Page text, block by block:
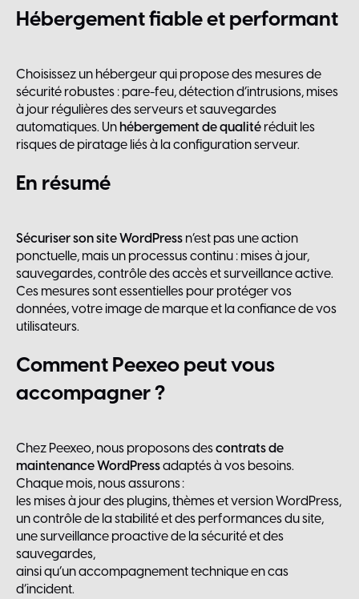
Hébergementfiableetperformant
Choisissez un hébergeur qui propose des mesures de
sécurité robustes : pare-feu, détection d’intrusions, mises
à jour régulières des serveurs et sauvegardes
automatiques. Unhébergement de qualitéréduit les
risques de piratage liés à la configuration serveur.
En résumé
Sécuriser son site WordPressn’est pas une action
ponctuelle, mais un processus continu : mises à jour,
sauvegardes, contrôle des accès et surveillance active.
Ces mesures sont essentielles pour protéger vos
données, votre image de marque et la confiance de vos
utilisateurs.
CommentPeexeopeutvous
accompagner?
Chez Peexeo, nous proposons descontrats de
maintenance WordPressadaptés à vos besoins.
Chaque mois, nous assurons :
les mises à jour des plugins, thèmes et version WordPress,
un contrôle de la stabilité et des performances du site,
une surveillance proactive de la sécurité et des
sauvegardes,
ainsi qu’un accompagnement technique en cas
d’incident.